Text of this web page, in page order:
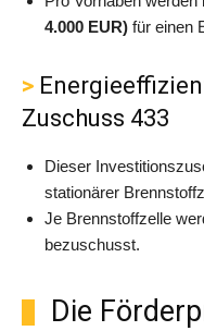
4.000 EUR) für einen
Zuschuss 433
Dieser
stationärer
Je Brennstoffzelle
bezuschusst.
Die